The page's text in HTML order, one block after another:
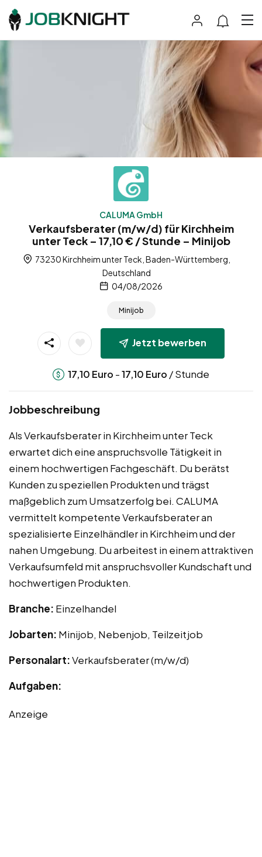
CALUMA GmbH
Verkaufsberater (m/w/d) für Kirchheim
unter Teck – 17,10 € / Stunde – Minijob
73230 Kirchheim unter Teck, Baden-Württemberg,
Deutschland
04/08/2026
Minijob
Jetzt bewerben
17,10 Euro -17,10 Euro / Stunde
Jobbeschreibung
Als Verkaufsberater in Kirchheim unter Teck
erwartet dich eine anspruchsvolle Tätigkeit in
einem hochwertigen Fachgeschäft. Du berätst
Kunden zu speziellen Produkten und trägst
maßgeblich zum Umsatzerfolg bei. CALUMA
vermittelt kompetente Verkaufsberater an
spezialisierte Einzelhändler in Kirchheim und der
nahen Umgebung. Du arbeitest in einem attraktiven
Verkaufsumfeld mit anspruchsvoller Kundschaft und
hochwertigen Produkten.
Branche: Einzelhandel
Jobarten: Minijob, Nebenjob, Teilzeitjob
Personalart:Verkaufsberater (m/w/d)
Aufgaben:
Anzeige